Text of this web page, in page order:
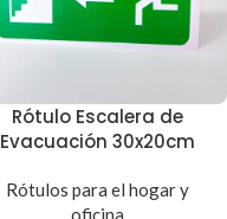
Rótulo Escalera de
Evacuación 30x20cm
Rótulos para el hogar y
oficina